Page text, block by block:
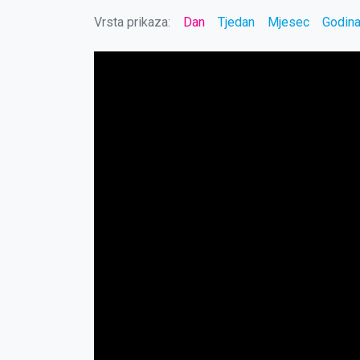
Vrsta prikaza: Dan Tjedan Mjesec Godina